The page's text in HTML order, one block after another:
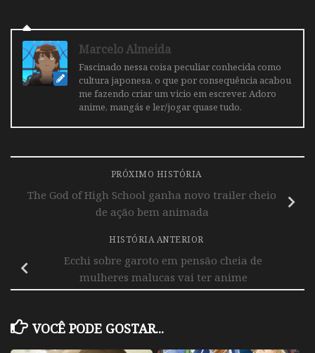
Marcelo Almeida
Fascinado nessa coisa peculiar conhecida como
cultura japonesa, o que por consequência acabou
me fazendo criar um vicio em escrever. Adoro
anime, mangás e ler/jogar quase tudo.
PRÓXIMO HISTÓRIA
The God of High School ganha novo trailer cheio
de ação bem animada
HISTÓRIA ANTERIOR
Ecchi sobre garoto em pensão cheia de
mulheres malucas vai ter anime
VOCÊ PODE GOSTAR...